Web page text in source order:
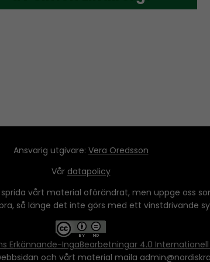
Ansvarig utgivare: Vera Oredsson
Vår datapolicy
vårt material oförändrat, men uppge oss
så länge det inte görs med ett vinstdrivande
Erkännande-IngaBearbetningar 4.0 Internationell
och vårt material maila